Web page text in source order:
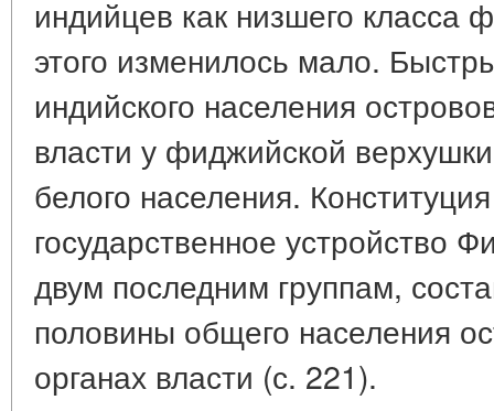
индийцев как низшего класса
этого изменилось мало.
индийского населения
власти у фиджийской
белого населения.
государственное устройство
двум последним группам,
половины общего населения
органах власти (с. 221).